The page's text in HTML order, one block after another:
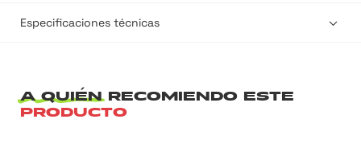
Especificaciones técnicas
A QUIÉNRECOMIENDO ESTE
PRODUCTO